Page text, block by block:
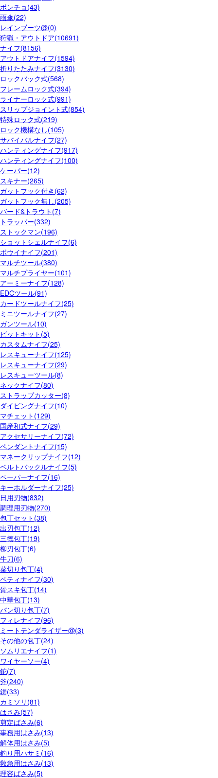
ポンチョ(43)
雨傘(22)
レインブーツ@(0)
狩猟・アウトドア(10691)
ナイフ(8156)
アウトドアナイフ(1594)
折りたたみナイフ(3130)
ロックバック式(568)
フレームロック式(394)
ライナーロック式(991)
スリップジョイント式(854)
特殊ロック式(219)
ロック機構なし(105)
サバイバルナイフ(27)
ハンティングナイフ(917)
ハンティングナイフ(100)
ケーパー(12)
スキナー(265)
ガットフック付き(62)
ガットフック無し(205)
バード&トラウト(7)
トラッパー(332)
ストックマン(196)
ショットシェルナイフ(6)
ボウイナイフ(201)
マルチツール(380)
マルチプライヤー(101)
アーミーナイフ(128)
EDCツール(91)
カードツールナイフ(25)
ミニツールナイフ(27)
ガンツール(10)
ビットキット(5)
カスタムナイフ(25)
レスキューナイフ(125)
レスキューナイフ(29)
レスキューツール(8)
ネックナイフ(80)
ストラップカッター(8)
ダイビングナイフ(10)
マチェット(129)
国産和式ナイフ(29)
アクセサリーナイフ(72)
ペンダントナイフ(15)
マネークリップナイフ(12)
ベルトバックルナイフ(5)
ペーパーナイフ(16)
キーホルダーナイフ(25)
日用刃物(832)
調理用刃物(270)
包丁セット(38)
出刃包丁(12)
三徳包丁(19)
柳刃包丁(6)
牛刀(6)
菜切り包丁(4)
ペティナイフ(30)
骨スキ包丁(14)
中華包丁(13)
パン切り包丁(7)
フィレナイフ(96)
ミートテンダライザー@(3)
その他の包丁(24)
ソムリエナイフ(1)
ワイヤーソー(4)
鉈(7)
斧(240)
鋸(33)
カミソリ(81)
はさみ(57)
剪定ばさみ(6)
事務用はさみ(13)
解体用はさみ(5)
釣り用ハサミ(16)
救急用はさみ(13)
理容ばさみ(5)